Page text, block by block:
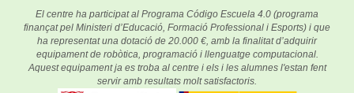
El centre ha participat al Programa Código Escuela 4.0 (programa
finançat pel Ministeri d’Educació, Formació Professional i Esports) i que
ha representat una dotació de 20.000 €, amb la finalitat d’adquirir
equipament de robòtica, programació i llenguatge computacional.
Aquest equipament ja es troba al centre i els i les alumnes l'estan fent
servir amb resultats molt satisfactoris.